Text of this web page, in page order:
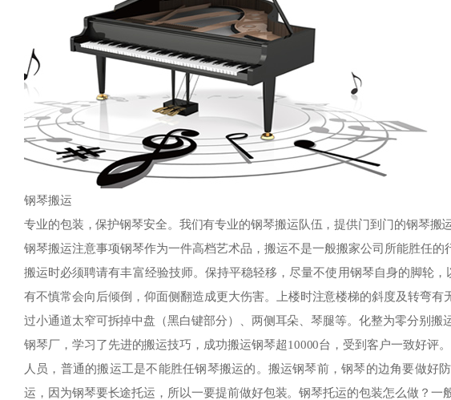
钢琴搬运
专业的包装，保护钢琴安全。我们有专业的钢琴搬运队伍，提供门到门的钢琴搬
钢琴搬运注意事项钢琴作为一件高档艺术品，搬运不是一般搬家公司所能胜任
搬运时必须聘请有丰富经验技师。保持平稳轻移，尽量不使用钢琴自身的脚轮
有不慎常会向后倾倒，仰面侧翻造成更大伤害。上楼时注意楼梯的斜度及转弯
过小通道太窄可拆掉中盘（黑白键部分）、两侧耳朵、琴腿等。化整为零分别
钢琴厂，学习了先进的搬运技巧，成功搬运钢琴超10000台，受到客户一致好
人员，普通的搬运工是不能胜任钢琴搬运的。搬运钢琴前，钢琴的边角要做
运，因为钢琴要长途托运，所以一要提前做好包装。钢琴托运的包装怎么做？